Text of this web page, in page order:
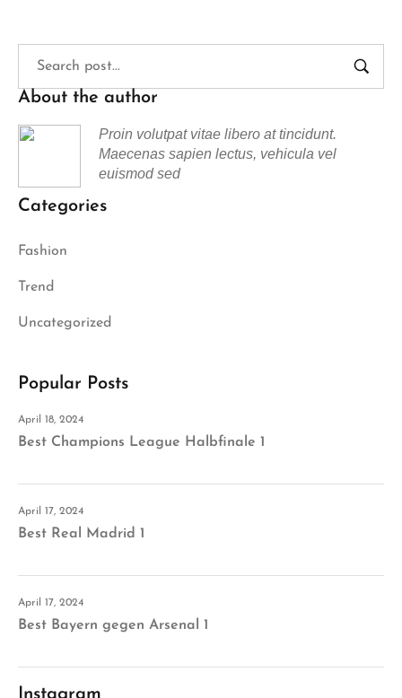
About the author
Proin volutpat vitae libero at tincidunt.
Maecenas sapien lectus, vehicula vel
euismod sed
Categories
Fashion
Trend
Uncategorized
Popular Posts
April 18, 2024
Best Champions League Halbfinale 1
April 17, 2024
Best Real Madrid 1
April 17, 2024
Best Bayern gegen Arsenal 1
Instagram